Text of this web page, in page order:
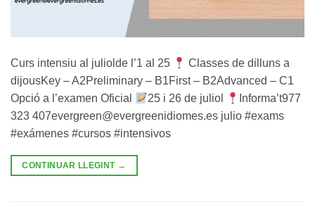
Curs intensiu al juliolde l’1 al 25
Classes de dilluns a
dijousKey – A2Preliminary – B1First – B2Advanced – C1
Opció a l’examen Oficial
25 i 26 de juliol
Informa’t977
323 407evergreen@evergreenidiomes.es julio #exams
#exámenes #cursos #intensivos
CONTINUAR LLEGINT →